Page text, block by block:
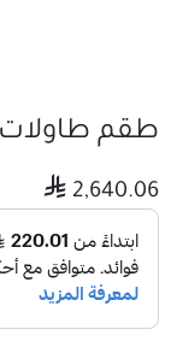
طقم طاولات
2,640.06